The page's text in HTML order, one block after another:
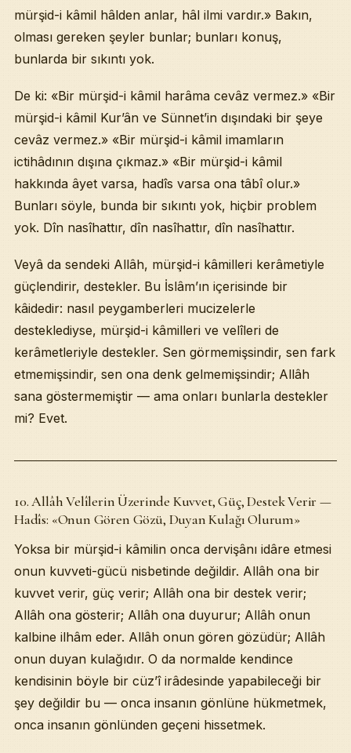
mürşid-i kâmil hâlden anlar, hâl ilmi vardır.» Bakın,
olması gereken şeyler bunlar; bunları konuş,
bunlarda bir sıkıntı yok.
De ki: «Bir mürşid-i kâmil harâma cevâz vermez.» «Bir
mürşid-i kâmil Kur’ân ve Sünnet’in dışındaki bir şeye
cevâz vermez.» «Bir mürşid-i kâmil imamların
ictihâdının dışına çıkmaz.» «Bir mürşid-i kâmil
hakkında âyet varsa, hadîs varsa ona tâbî olur.»
Bunları söyle, bunda bir sıkıntı yok, hiçbir problem
yok. Dîn nasîhattır, dîn nasîhattır, dîn nasîhattır.
Veyâ da sendeki Allâh, mürşid-i kâmilleri kerâmetiyle
güçlendirir, destekler. Bu İslâm’ın içerisinde bir
kâidedir: nasıl peygamberleri mucizelerle
desteklediyse, mürşid-i kâmilleri ve velîleri de
kerâmetleriyle destekler. Sen görmemişsindir, sen fark
etmemişsindir, sen ona denk gelmemişsindir; Allâh
sana göstermemiştir — ama onları bunlarla destekler
mi? Evet.
10. Allâh Velîlerin Üzerinde Kuvvet, Güç, Destek Verir —
Hadîs: «Onun Gören Gözü, Duyan Kulağı Olurum»
Yoksa bir mürşid-i kâmilin onca dervişânı idâre etmesi
onun kuvveti-gücü nisbetinde değildir. Allâh ona bir
kuvvet verir, güç verir; Allâh ona bir destek verir;
Allâh ona gösterir; Allâh ona duyurur; Allâh onun
kalbine ilhâm eder. Allâh onun gören gözüdür; Allâh
onun duyan kulağıdır. O da normalde kendince
kendisinin böyle bir cüz’î irâdesinde yapabileceği bir
şey değildir bu — onca insanın gönlüne hükmetmek,
onca insanın gönlünden geçeni hissetmek.